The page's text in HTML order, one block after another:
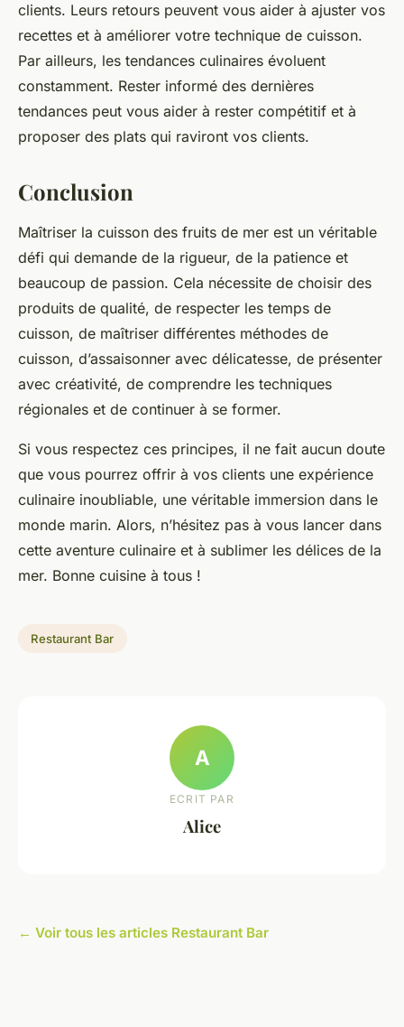
clients. Leurs retours peuvent vous aider à ajuster vos
recettes et à améliorer votre technique de cuisson.
Par ailleurs, les tendances culinaires évoluent
constamment. Rester informé des dernières
tendances peut vous aider à rester compétitif et à
proposer des plats qui raviront vos clients.
Conclusion
Maîtriser la cuisson des fruits de mer est un véritable
défi qui demande de la rigueur, de la patience et
beaucoup de passion. Cela nécessite de choisir des
produits de qualité, de respecter les temps de
cuisson, de maîtriser différentes méthodes de
cuisson, d’assaisonner avec délicatesse, de présenter
avec créativité, de comprendre les techniques
régionales et de continuer à se former.
Si vous respectez ces principes, il ne fait aucun doute
que vous pourrez offrir à vos clients une expérience
culinaire inoubliable, une véritable immersion dans le
monde marin. Alors, n’hésitez pas à vous lancer dans
cette aventure culinaire et à sublimer les délices de la
mer. Bonne cuisine à tous !
Restaurant Bar
A
ECRIT PAR
Alice
← Voir tous les articles Restaurant Bar